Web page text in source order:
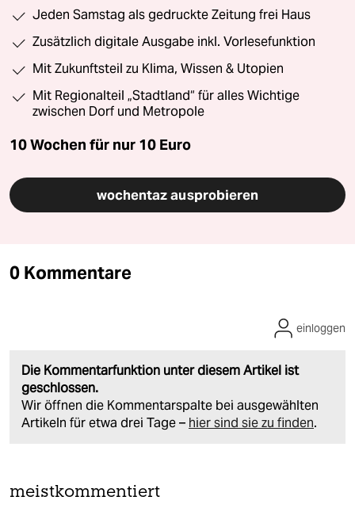
Jeden Samstag als gedruckte Zeitung frei Haus
Zusätzlich digitale Ausgabe inkl. Vorlesefunktion
Mit Zukunftsteil zu Klima, Wissen & Utopien
Mit Regionalteil „Stadtland“ für alles Wichtige
zwischen Dorf und Metropole
10 Wochen für nur 10 Euro
wochentaz ausprobieren
0 Kommentare
Die Kommentarfunktion unter diesem Artikel ist
geschlossen.
Wir öffnen die Kommentarspalte bei ausgewählten
Artikeln für etwa drei Tage – hier sind sie zu finden.
einloggen
meistkommentiert